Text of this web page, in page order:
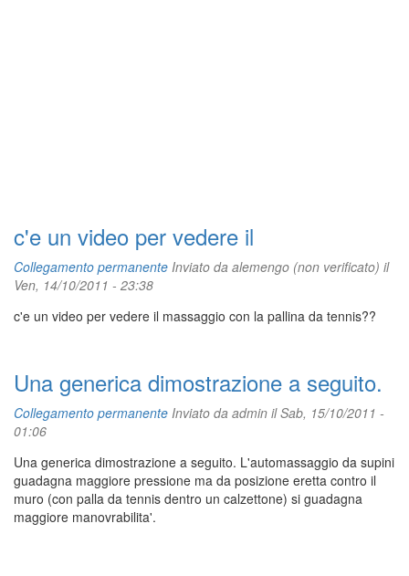
c'e un video per vedere il
Collegamento permanente Inviato da alemengo (non verificato) il
Ven, 14/10/2011 - 23:38
c'e un video per vedere il massaggio con la pallina da tennis??
Una generica dimostrazione a seguito.
Collegamento permanente Inviato da admin il Sab, 15/10/2011 -
01:06
Una generica dimostrazione a seguito. L'automassaggio da supini
guadagna maggiore pressione ma da posizione eretta contro il
muro (con palla da tennis dentro un calzettone) si guadagna
maggiore manovrabilita'.